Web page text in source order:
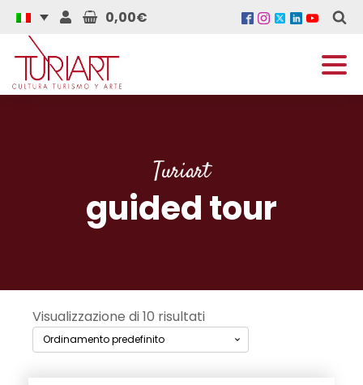
0,00€
Turiart
guided tour
Visualizzazione di 10 risultati